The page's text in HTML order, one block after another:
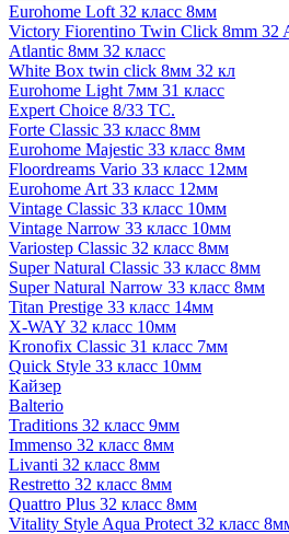
Eurohome Loft 32 класс 8мм
Victory Fiorentino Twin Click 8mm 32
Atlantic 8мм 32 класс
White Box twin click 8мм 32 кл
Eurohome Light 7мм 31 класс
Expert Choice 8/33 TC.
Forte Classic 33 класс 8мм
Eurohome Majestic 33 класс 8мм
Floordreams Vario 33 класс 12мм
Eurohome Art 33 класс 12мм
Vintage Classic 33 класс 10мм
Vintage Narrow 33 класс 10мм
Variostep Classic 32 класс 8мм
Super Natural Classic 33 класс 8мм
Super Natural Narrow 33 класс 8мм
Titan Prestige 33 класс 14мм
X-WAY 32 класс 10мм
Kronofix Classic 31 класс 7мм
Quick Style 33 класс 10мм
Кайзер
Balterio
Traditions 32 класс 9мм
Immenso 32 класс 8мм
Livanti 32 класс 8мм
Restretto 32 класс 8мм
Quattro Plus 32 класс 8мм
Vitality Style Aqua Protect 32 класс